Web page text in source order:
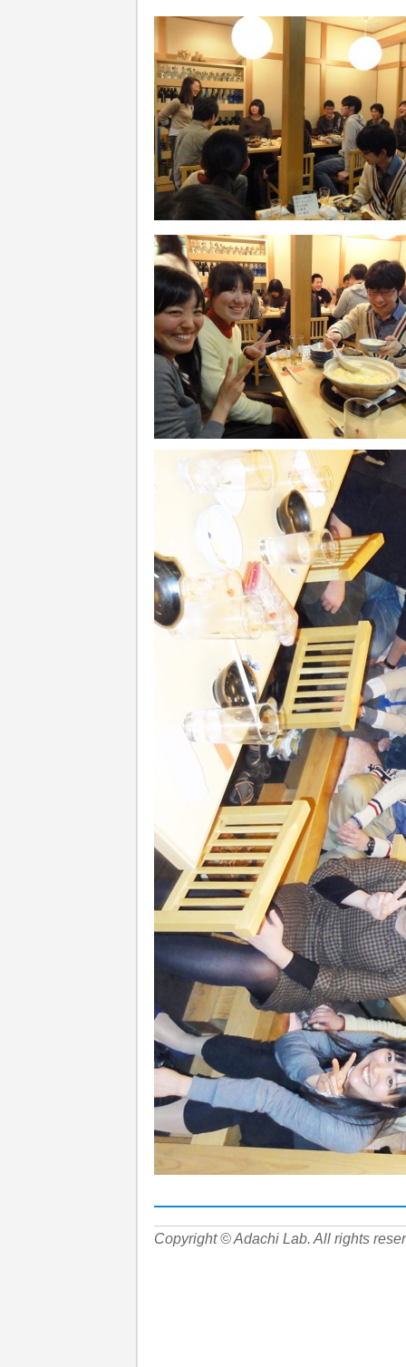
Copyright © Adachi Lab. All rights